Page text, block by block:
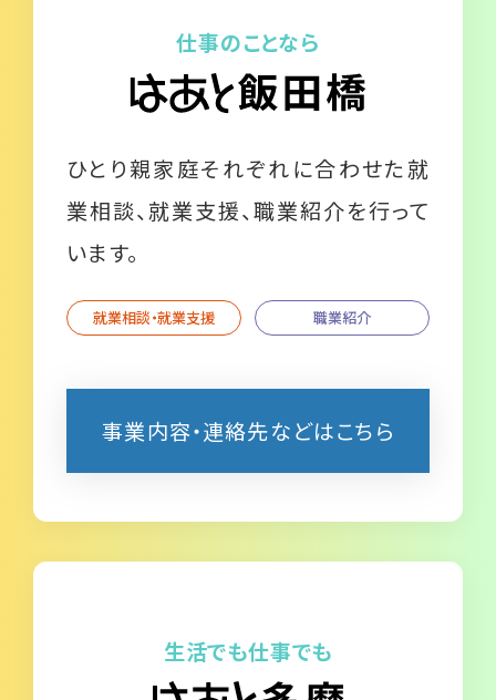
仕事のことなら
ひとり親家庭それぞれに合わせた就
業相談、就業支援、職業紹介を行って
います。
就業相談・就業支援 職業紹介
事業内容・連絡先などはこちら
生活でも仕事でも